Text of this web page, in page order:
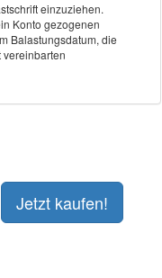
einzuziehen.
Konto gezogenen
Balastungsdatum, die
vereinbarten